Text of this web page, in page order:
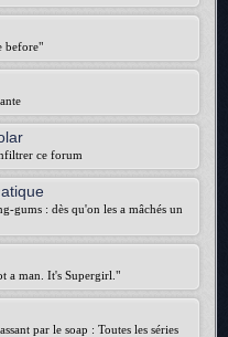
before"
ce forum
gums : dès qu'on les a mâchés un
a man. It's Supergirl."
par le soap : Toutes les séries